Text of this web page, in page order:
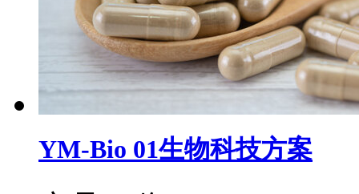
YM-Bio 01生物科技方案